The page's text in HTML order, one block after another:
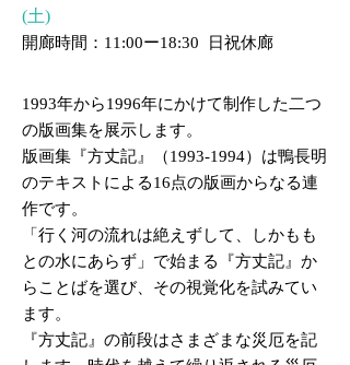
(土)
開廊時間：11:00ー18:30 日祝休廊
1993年から1996年にかけて制作した二つ
の版画集を展示します。
版画集『方丈記』（1993-1994）は鴨長明
のテキストによる16点の版画からなる連
作です。
「行く河の流れは絶えずして、しかもも
との水にあらず」で始まる『方丈記』か
らことばを選び、その視覚化を試みてい
ます。
『方丈記』の前段はさまざまな災厄を記